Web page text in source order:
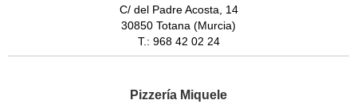
C/ del Padre Acosta, 14
30850 Totana (Murcia)
T.: 968 42 02 24
Pizzería Miquele